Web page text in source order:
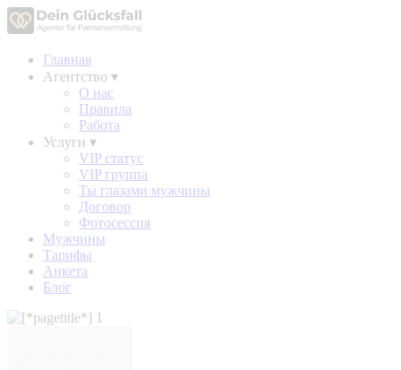
Главная
Агентство ▾
О нас
Правила
Работа
Услуги ▾
VIP статус
VIP группа
Ты глазами мужчины
Договор
Фотосессия
Мужчины
Тарифы
Анкета
Блог